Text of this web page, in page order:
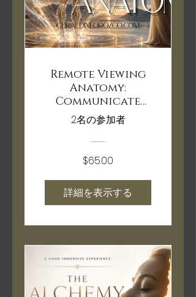
Remote Viewing
Anatomy:
Communicate
With Your Body
2名の参加者
$65.00
詳細を表示する